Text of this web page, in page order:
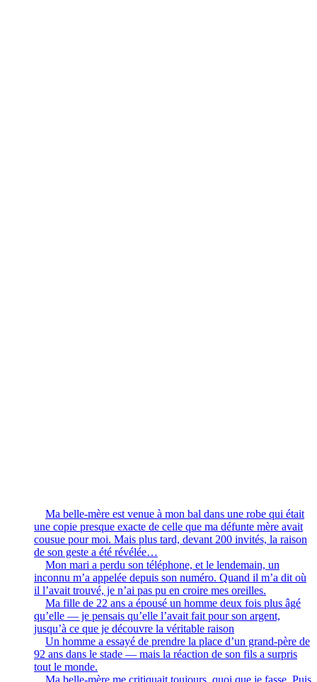
Ma belle-mère est venue à mon bal dans une robe qui était
une copie presque exacte de celle que ma défunte mère avait
cousue pour moi. Mais plus tard, devant 200 invités, la raison
de son geste a été révélée…
Mon mari a perdu son téléphone, et le lendemain, un
inconnu m’a appelée depuis son numéro. Quand il m’a dit où
il l’avait trouvé, je n’ai pas pu en croire mes oreilles.
Ma fille de 22 ans a épousé un homme deux fois plus âgé
qu’elle — je pensais qu’elle l’avait fait pour son argent,
jusqu’à ce que je découvre la véritable raison
Un homme a essayé de prendre la place d’un grand-père de
92 ans dans le stade — mais la réaction de son fils a surpris
tout le monde.